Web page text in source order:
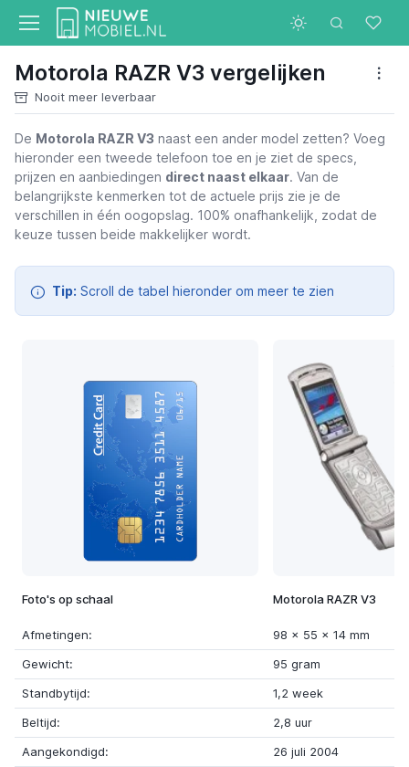
Motorola RAZR V3 vergelijken
Nooit meer leverbaar
Motorola RAZR V3
De Motorola RAZR V3 naast een ander model zetten? Voeg
hieronder een tweede telefoon toe en je ziet de specs,
prijzen en aanbiedingen direct naast elkaar. Van de
belangrijkste kenmerken tot de actuele prijs zie je de
verschillen in één oogopslag. 100% onafhankelijk, zodat de
keuze tussen beide makkelijker wordt.
Tip: Scroll de tabel hieronder om meer te zien
Foto's op schaal Motorola RAZR V3
Afmetingen:
98 x 55 x 14 mm
Gewicht:
95 gram
Standbytijd:
1,2 week
Beltijd:
2,8 uur
Aangekondigd:
26 juli 2004